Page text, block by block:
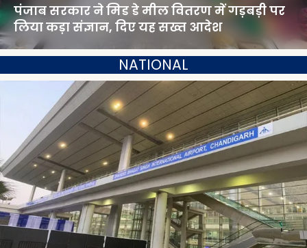
पंजाब सरकार ने मिड डे मील वितरण में गड़बड़ी पर
लिया कड़ा संज्ञान, दिए यह सख्त आदेश
NATIONAL